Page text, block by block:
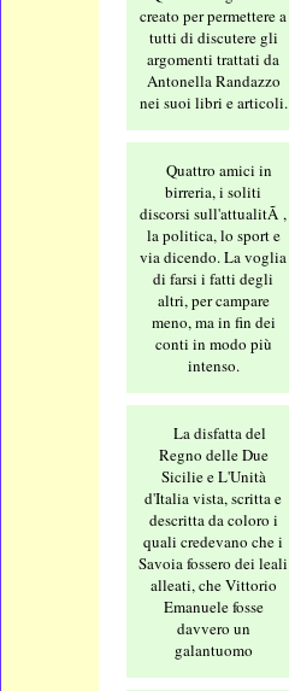
creato per permettere a
tutti di discutere gli
argomenti trattati da
Antonella Randazzo
nei suoi libri e articoli.
Quattro amici in
birreria, i soliti
discorsi sull'attualitÃ ,
la politica, lo sport e
via dicendo. La voglia
di farsi i fatti degli
altri, per campare
meno, ma in fin dei
conti in modo più
intenso.
La disfatta del
Regno delle Due
Sicilie e L'Unità
d'Italia vista, scritta e
descritta da coloro i
quali credevano che i
Savoia fossero dei leali
alleati, che Vittorio
Emanuele fosse
davvero un
galantuomo